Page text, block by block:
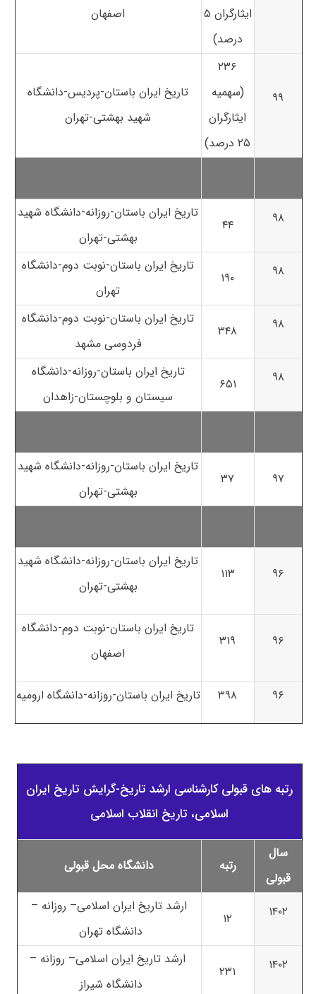
ایثارگران ۵
درصد)
اصفهان
۹۹
۲۳۶
(سهمیه
ایثارگران
۲۵ درصد)
تاریخ ایران باستان-پردیس-دانشگاه
شهید بهشتی-تهران
۹۸ ۴۴
تاریخ ایران باستان-روزانه-دانشگاه شهید
بهشتی-تهران
۹۸
۱۹۰
تاریخ ایران باستان-نوبت دوم-دانشگاه
تهران
۹۸
۳۴۸
تاریخ ایران باستان-نوبت دوم-دانشگاه
فردوسی مشهد
۹۸
۶۵۱
تاریخ ایران باستان-روزانه-دانشگاه
سیستان و بلوچستان-زاهدان
۹۷ ۳۷
تاریخ ایران باستان-روزانه-دانشگاه شهید
بهشتی-تهران
۹۶ ۱۱۳
تاریخ ایران باستان-روزانه-دانشگاه شهید
بهشتی-تهران
۹۶ ۳۱۹
تاریخ ایران باستان-نوبت دوم-دانشگاه
اصفهان
۹۶ ۳۹۸ تاریخ ایران باستان-روزانه-دانشگاه ارومیه
رتبه های قبولی کارشناسی ارشد تاریخ-گرایش تاریخ ایران
اسلامی، تاریخ انقلاب اسلامی
سال
قبولی
رتبه دانشگاه محل قبولی
۱۴۰۲ ۱۲
ارشد تاریخ ایران اسلامی– روزانه –
دانشگاه تهران
۱۴۰۲
۲۳۱
ارشد تاریخ ایران اسلامی– روزانه –
دانشگاه شیراز